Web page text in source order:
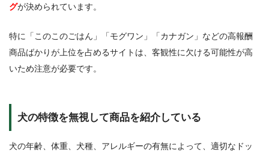
グが決められています。
特に「このこのごはん」「モグワン」「カナガン」などの高報酬
商品ばかりが上位を占めるサイトは、客観性に欠ける可能性が高
いため注意が必要です。
犬の特徴を無視して商品を紹介している
犬の年齢、体重、犬種、アレルギーの有無によって、適切なドッ